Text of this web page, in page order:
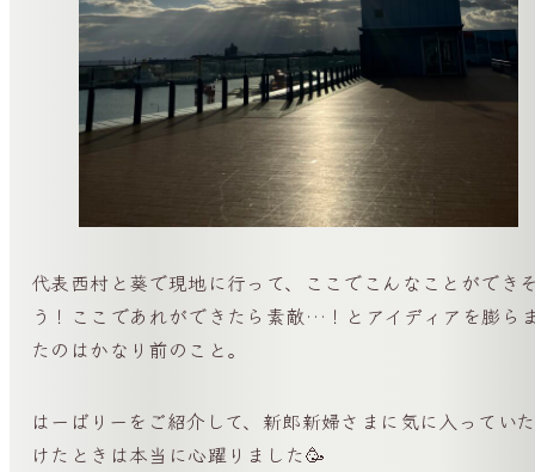
代表西村と葵で現地に行って、ここでこんなことができ
う！ここであれができたら素敵…！とアイディアを膨ら
たのはかなり前のこと。
はーばりーをご紹介して、新郎新婦さまに気に入ってい
けたときは本当に心躍りました🥳